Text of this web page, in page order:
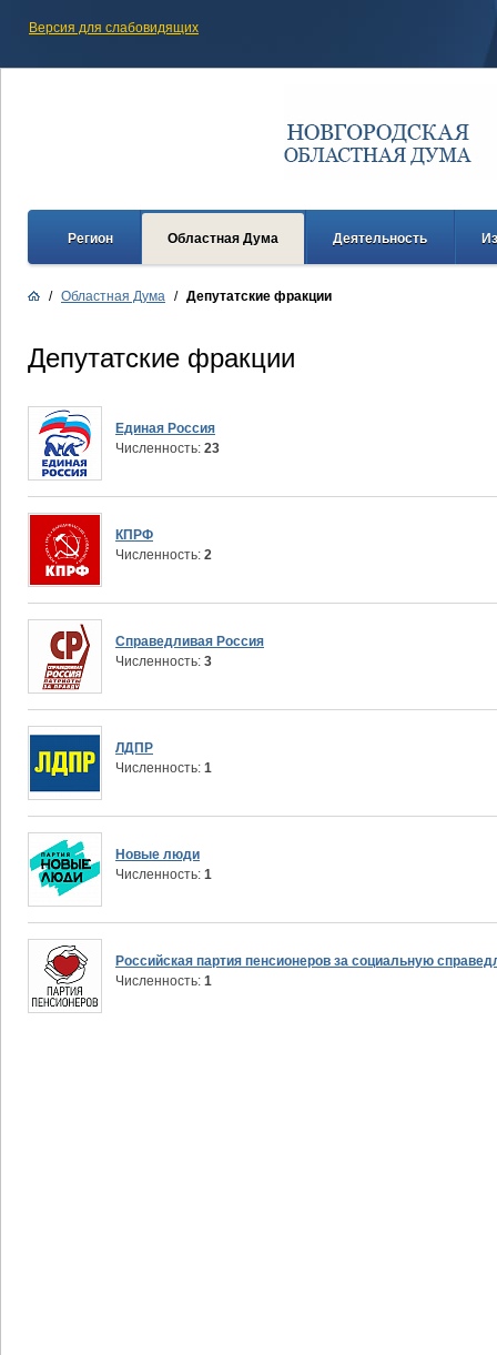
Версия для слабовидящих
Регион Областная Дума Деятельность
/ Областная Дума / Депутатские фракции
Депутатские фракции
Единая Россия
Чиcленность: 23
КПРФ
Чиcленность: 2
Справедливая Россия
Чиcленность: 3
ЛДПР
Чиcленность: 1
Новые люди
Чиcленность: 1
Российская партия пенсионеров за социальную
Чиcленность: 1